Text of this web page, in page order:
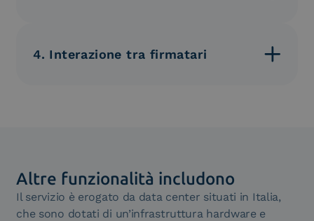
allegati.
4. Interazione tra firmatari
Altre funzionalità includono
Il servizio è erogato da data center situati in Italia,
che sono dotati di un’infrastruttura hardware e